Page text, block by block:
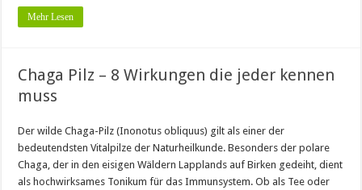
Mehr Lesen
Chaga Pilz – 8 Wirkungen die jeder kennen
muss
Der wilde Chaga-Pilz (Inonotus obliquus) gilt als einer der
bedeutendsten Vitalpilze der Naturheilkunde. Besonders der polare
Chaga, der in den eisigen Wäldern Lapplands auf Birken gedeiht, dient
als hochwirksames Tonikum für das Immunsystem. Ob als Tee oder